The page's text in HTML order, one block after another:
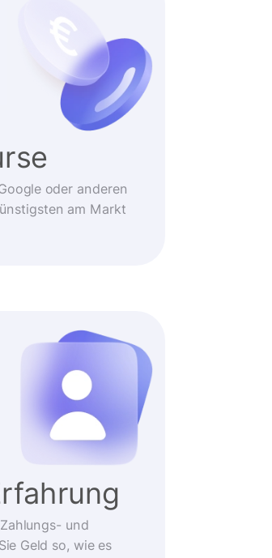
oder anderen
am Markt
und
Geld so, wie es